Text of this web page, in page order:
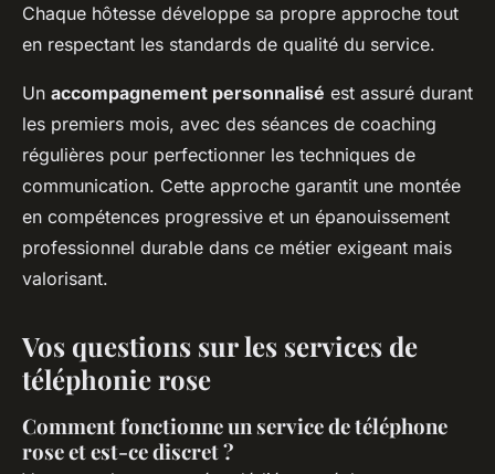
Chaque hôtesse développe sa propre approche tout
en respectant les standards de qualité du service.
Un accompagnement personnalisé est assuré durant
les premiers mois, avec des séances de coaching
régulières pour perfectionner les techniques de
communication. Cette approche garantit une montée
en compétences progressive et un épanouissement
professionnel durable dans ce métier exigeant mais
valorisant.
Vos questions sur les services de
téléphonie rose
Comment fonctionne un service de téléphone
rose et est-ce discret ?